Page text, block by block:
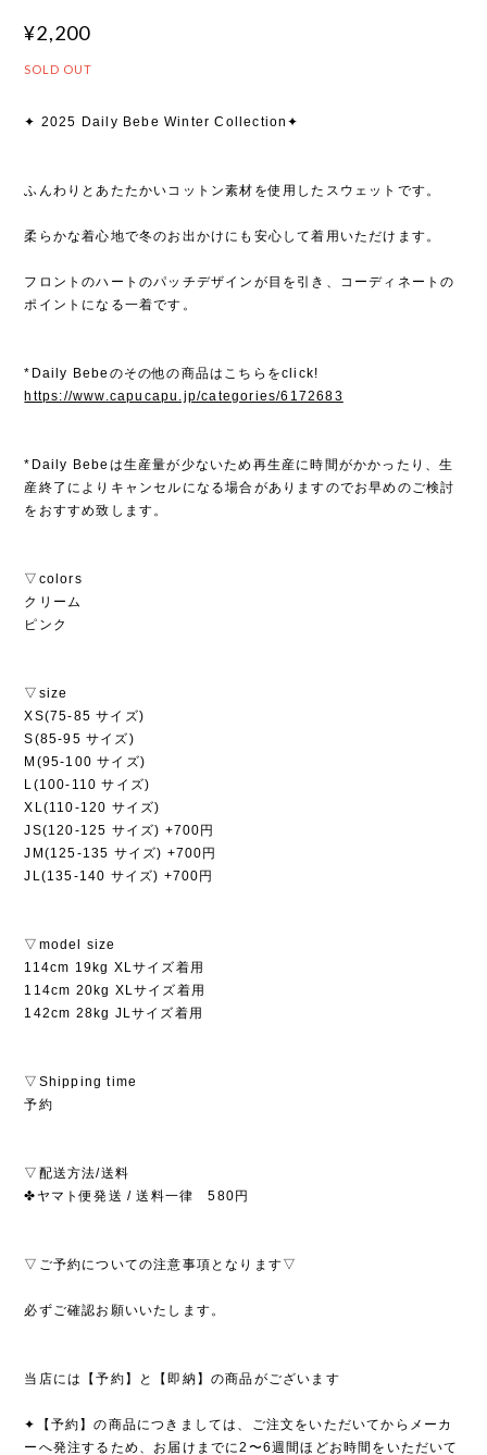
¥2,200
SOLD OUT
✦ 2025 Daily Bebe Winter Collection✦
ふんわりとあたたかいコットン素材を使用したスウェットです。
柔らかな着心地で冬のお出かけにも安心して着用いただけます。
フロントのハートのパッチデザインが目を引き、コーディネートの
ポイントになる一着です。
*Daily Bebeのその他の商品はこちらをclick!
https://www.capucapu.jp/categories/6172683
*Daily Bebeは生産量が少ないため再生産に時間がかかったり、生
産終了によりキャンセルになる場合がありますのでお早めのご検討
をおすすめ致します。
▽colors
クリーム
ピンク
▽size
XS(75-85 サイズ)
S(85-95 サイズ)
M(95-100 サイズ)
L(100-110 サイズ)
XL(110-120 サイズ)
JS(120-125 サイズ) +700円
JM(125-135 サイズ) +700円
JL(135-140 サイズ) +700円
▽model size
114cm 19kg XLサイズ着用
114cm 20kg XLサイズ着用
142cm 28kg JLサイズ着用
▽Shipping time
予約
▽配送方法/送料
✤ヤマト便発送 / 送料一律 580円
▽ご予約についての注意事項となります▽
必ずご確認お願いいたします。
当店には【予約】と【即納】の商品がございます
✦【予約】の商品につきましては、ご注文をいただいてからメーカ
ーへ発注するため、お届けまでに2〜6週間ほどお時間をいただいて